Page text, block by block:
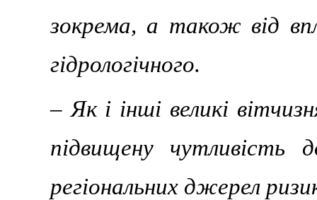
зокрема, а також від
гідрологічного.
– Як і інші великі
підвищену чутливість
регіональних джерел